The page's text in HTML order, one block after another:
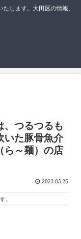
します。大田区の情報、
、つるつるも
いた豚骨魚介
ら～麺）の店
2023.03.25
。